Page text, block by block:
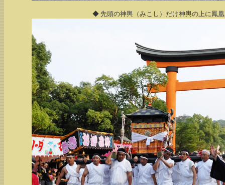
◆ 先頭の神輿（みこし）だけ神輿の上に鳳